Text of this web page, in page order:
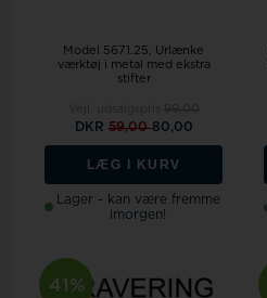
Model 5671.25
Urlænke
værktøj i metal med ekstra
stifter
DKR 59,0080,00
LÆG I KURV
Lager - kan være fremme
imorgen!
41%